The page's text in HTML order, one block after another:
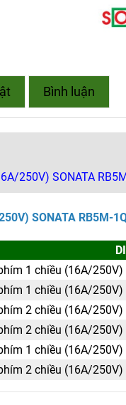
Bình luận
250V) SONATA
SONATA RB5M-
1 chiều (16A/250V)
1 chiều (16A/250V)
2 chiều (16A/250V)
2 chiều (16A/250V)
1 chiều (16A/250V)
2 chiều (16A/250V)